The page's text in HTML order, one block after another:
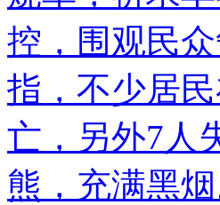
控，围观民
指，不少居
亡，另外7人
熊，充满黑烟